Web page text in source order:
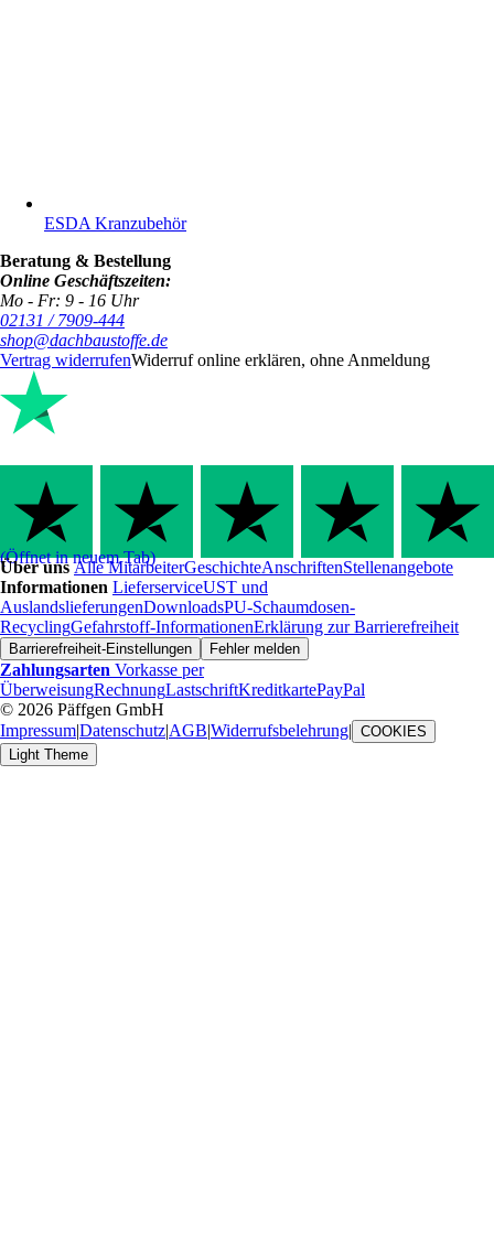
ESDA Kranzubehör
Beratung & Bestellung
Online Geschäftszeiten:
Mo - Fr: 9 - 16 Uhr
02131 / 7909-444
shop@dachbaustoffe.de
Vertrag widerrufenWiderruf online erklären, ohne Anmeldung
(Öffnet in neuem Tab)
Über unsAlle MitarbeiterGeschichteAnschriftenStellenangebote
Informationen LieferserviceUST und
AuslandslieferungenDownloadsPU-Schaumdosen-
RecyclingGefahrstoff-InformationenErklärung zur Barrierefreiheit
Barrierefreiheit-Einstellungen Fehler melden
Zahlungsarten Vorkasse per
ÜberweisungRechnungLastschriftKreditkartePayPal
© 2026 Päffgen GmbH
Impressum|Datenschutz|AGB|Widerrufsbelehrung| COOKIES
Light Theme